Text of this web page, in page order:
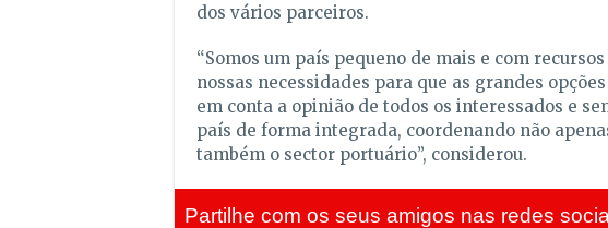
dos vários parceiros.
“Somos um país pequeno de mais e com
nossas necessidades para que as grandes
em conta a opinião de todos os interessados e
país de forma integrada, coordenando não
também o sector portuário”, considerou.
Partilhe com os seus amigos nas redes